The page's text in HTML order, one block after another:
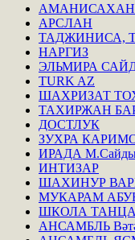
АМАНИСАХАН
АРСЛАН
ТАДЖИНИСА,
НАРГИЗ
ЭЛЬМИРА
TURK AZ
ШАХРИЗАТ
ТАХИРЖАН
ДОСТЛУК
ЗУХРА
ИРАДА
ИНТИЗАР
ШАХИНУР
МУКАРАМ
ШКОЛА ТАНЦА
АНСАМБЛЬ